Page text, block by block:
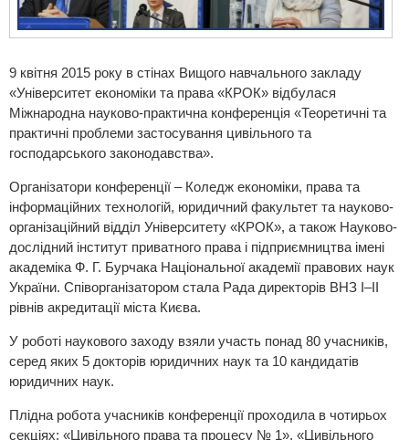
9 квітня 2015 року в стінах Вищого навчального закладу
«Університет економіки та права «КРОК» відбулася
Міжнародна науково-практична конференція «Теоретичні та
практичні проблеми застосування цивільного та
господарського законодавства».
Організатори конференції – Коледж економіки, права та
інформаційних технологій, юридичний факультет та науково-
організаційний відділ Університету «КРОК», а також Науково-
дослідний інститут приватного права і підприємництва імені
академіка Ф. Г. Бурчака Національної академії правових наук
України. Співорганізатором стала Рада директорів ВНЗ І–ІІ
рівнів акредитації міста Києва.
У роботі наукового заходу взяли участь понад 80 учасників,
серед яких 5 докторів юридичних наук та 10 кандидатів
юридичних наук.
Плідна робота учасників конференції проходила в чотирьох
секціях: «Цивільного права та процесу № 1», «Цивільного